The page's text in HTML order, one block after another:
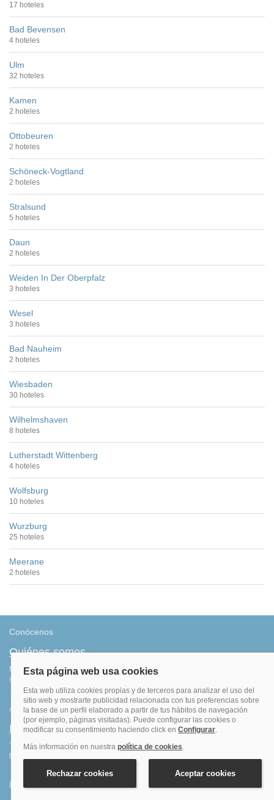
17 hoteles
Bad Bevensen
4 hoteles
Ulm
32 hoteles
Kamen
2 hoteles
Ottobeuren
2 hoteles
Schöneck-Vogtland
2 hoteles
Stralsund
5 hoteles
Daun
2 hoteles
Weiden In Der Oberpfalz
3 hoteles
Wesel
3 hoteles
Bad Nauheim
2 hoteles
Wiesbaden
30 hoteles
Wilhelmshaven
8 hoteles
Lutherstadt Wittenberg
4 hoteles
Wolfsburg
10 hoteles
Wurzburg
25 hoteles
Meerane
2 hoteles
Conócenos
Quiénes somos
Más de 500.000 clientes satisfechos. Confirmación inmediata, total
seguridad y garantía. Sin sorpresas.
Ahorro
Fidelización
Tenemos el programa que te da más saldo por todas tus reservas
finalizadas. Consigue más por lo que ya haces: ¡viajar!
Blog de viajes